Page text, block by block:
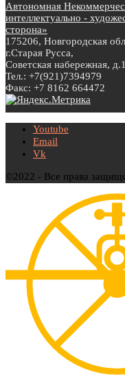
Автономная
интеллектуально -
сторона»
175206, Новгородская
г.Старая Русса,
Советская набережная,
Тел.: +7(921)7394979
Факс: +7 8162 664472
Youtube
Email
Vk
©2022 - Все права